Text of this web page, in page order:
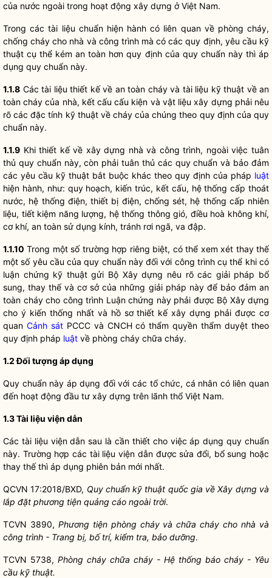
của nước ngoài trong hoạt động xây dựng ở Việt Nam.
Trong các tài liệu chuẩn hiện hành có liên quan về phòng cháy,
chống cháy cho nhà và công trình mà có các quy định, yêu cầu kỹ
thuật cụ thể kém an toàn hơn quy định của quy chuẩn này thì áp
dụng quy chuẩn này.
1.1.8 Các tài liệu thiết kế về an toàn cháy và tài liệu kỹ thuật về an
toàn cháy của nhà, kết cấu cấu kiện và vật liệu xây dựng phải nêu
rõ các đặc tính kỹ thuật về cháy của chúng theo quy định của quy
chuẩn này.
1.1.9 Khi thiết kế về xây dựng nhà và công trình, ngoài việc tuân
thủ quy chuẩn này, còn phải tuân thủ các quy chuẩn và bảo đảm
các yêu cầu kỹ thuật bắt buộc khác theo quy định của pháp luật
hiện hành, như: quy hoạch, kiến trúc, kết cấu, hệ thống cấp thoát
nước, hệ thống điện, thiết bị điện, chống sét, hệ thống cấp nhiên
liệu, tiết kiệm năng lượng, hệ thống thông gió, điều hoà không khí,
cơ khí, an toàn sử dụng kính, tránh rơi ngã, va đập.
1.1.10 Trong một số trường hợp riêng biệt, có thể xem xét thay thế
một số yêu cầu của quy chuẩn này đối với công trình cụ thể khi có
luận chứng kỹ thuật gửi Bộ Xây dựng nêu rõ các giải pháp bổ
sung, thay thế và cơ sở của những giải pháp này để bảo đảm an
toàn cháy cho công trình Luận chứng này phải được Bộ Xây dựng
cho ý kiến thống nhất và hồ sơ thiết kế xây dựng phải được cơ
quan Cảnh sátPCCC và CNCH có thẩmquyền thẩm duyệt theo
quy định pháp luật về phòng cháy chữa cháy.
1.2 Đối tượng áp dụng
Quy chuẩn này áp dụng đối với các tổ chức, cá nhân có liên quan
đến hoạt động đầu tư xây dựng trên lãnh thổ Việt Nam.
1.3 Tài liệu viện dẫn
Các tài liệu viện dẫn sau là cần thiết cho việc áp dụng quy chuẩn
này. Trường hợp các tài liệu viện dẫn được sửa đổi, bổ sung hoặc
thay thế thì áp dụng phiên bản mới nhất.
QCVN 17:2018/BXD, Quy chuẩn kỹ thuật quốc gia về Xây dựng và
lắp đặt phương tiện quảng cáo ngoài trời.
TCVN 3890, Phương tiện phòng cháy và chữa cháy cho nhà và
công trình - Trang bị, bố trí, kiểm tra, bảo dưỡng.
TCVN 5738, Phòng cháy chữa cháy - Hệ thống báo cháy - Yêu
cầu kỹ thuật.